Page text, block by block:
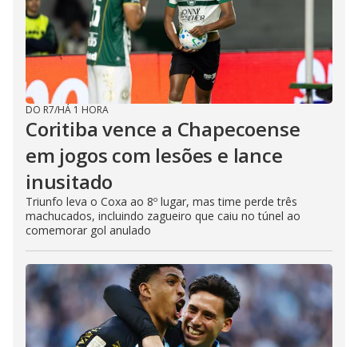
DO R7/HÁ 1 HORA
Coritiba vence a Chapecoense
em jogos com lesões e lance
inusitado
Triunfo leva o Coxa ao 8º lugar, mas time perde três
machucados, incluindo zagueiro que caiu no túnel ao
comemorar gol anulado